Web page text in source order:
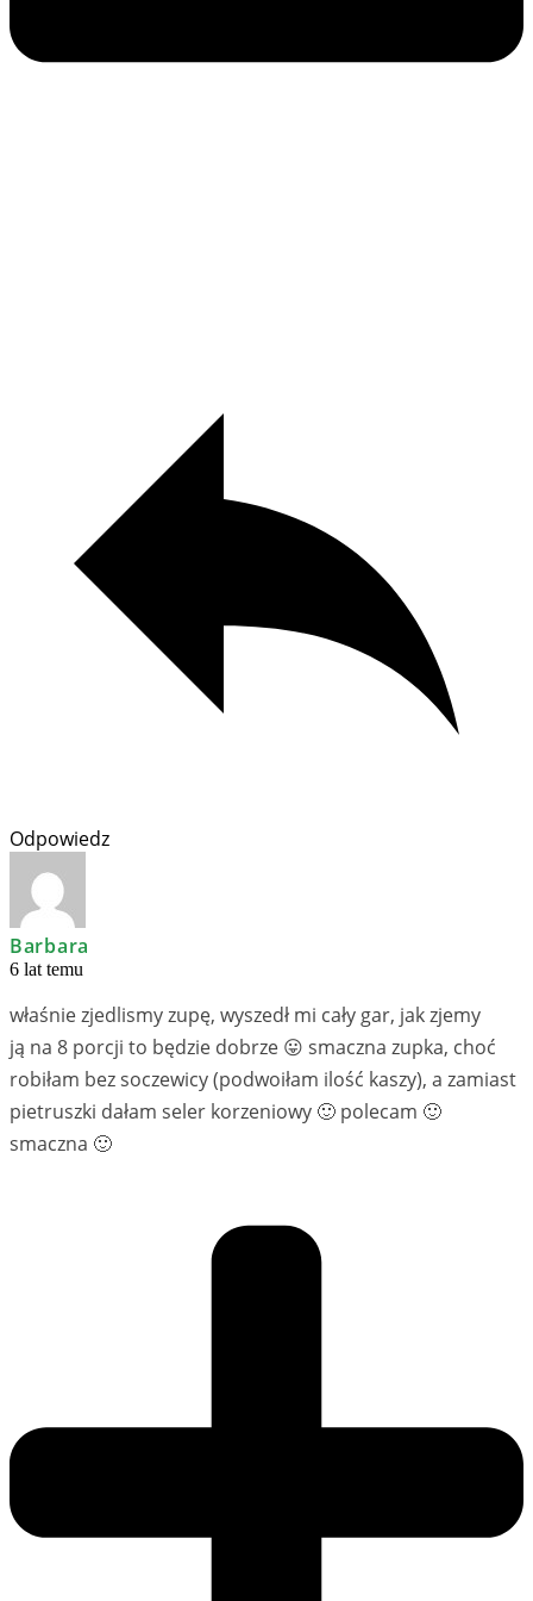
Odpowiedz
Barbara
6 lat temu
właśnie zjedlismy zupę, wyszedł mi cały gar, jak zjemy
ją na 8 porcji to będzie dobrze 😛 smaczna zupka, choć
robiłam bez soczewicy (podwoiłam ilość kaszy), a zamiast
pietruszki dałam seler korzeniowy 🙂 polecam 🙂
smaczna 🙂